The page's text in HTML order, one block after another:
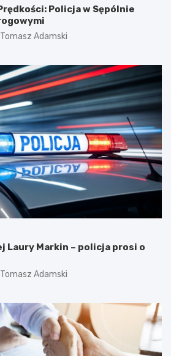
Policja w Sępólnie
Tomasz Adamski
Laury Markin – policja prosi o
Tomasz Adamski